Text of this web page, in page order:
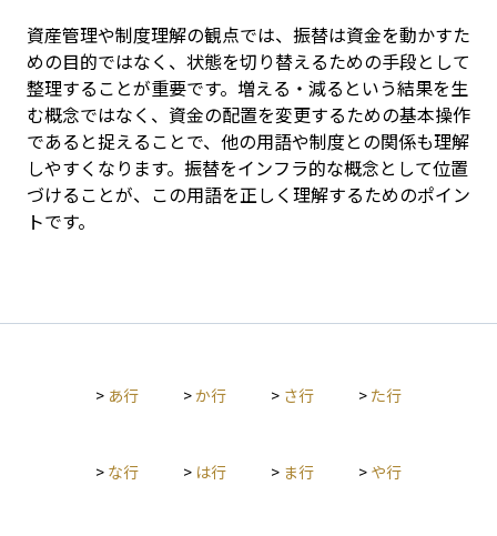
資産管理や制度理解の観点では、振替は資金を動かすた
めの目的ではなく、状態を切り替えるための手段として
整理することが重要です。増える・減るという結果を生
む概念ではなく、資金の配置を変更するための基本操作
であると捉えることで、他の用語や制度との関係も理解
しやすくなります。振替をインフラ的な概念として位置
づけることが、この用語を正しく理解するためのポイン
トです。
> あ行 >か行 > さ行 > た行
> な行 > は行 > ま行 > や行